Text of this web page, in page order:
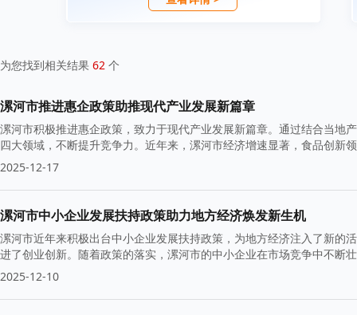
为您找到相关结果 62 个
漯河市推进惠企政策助推现代产业发展新篇章
漯河市积极推进惠企政策，致力于现代产业发展新篇章。通过结合当地
四大领域，不断提升竞争力。近年来，漯河市经济增速显著，食品创新
2025-12-17
漯河市中小企业发展扶持政策助力地方经济焕发新生机
漯河市近年来积极出台中小企业发展扶持政策，为地方经济注入了新的
进了创业创新。随着政策的落实，漯河市的中小企业在市场竞争中不断
2025-12-10